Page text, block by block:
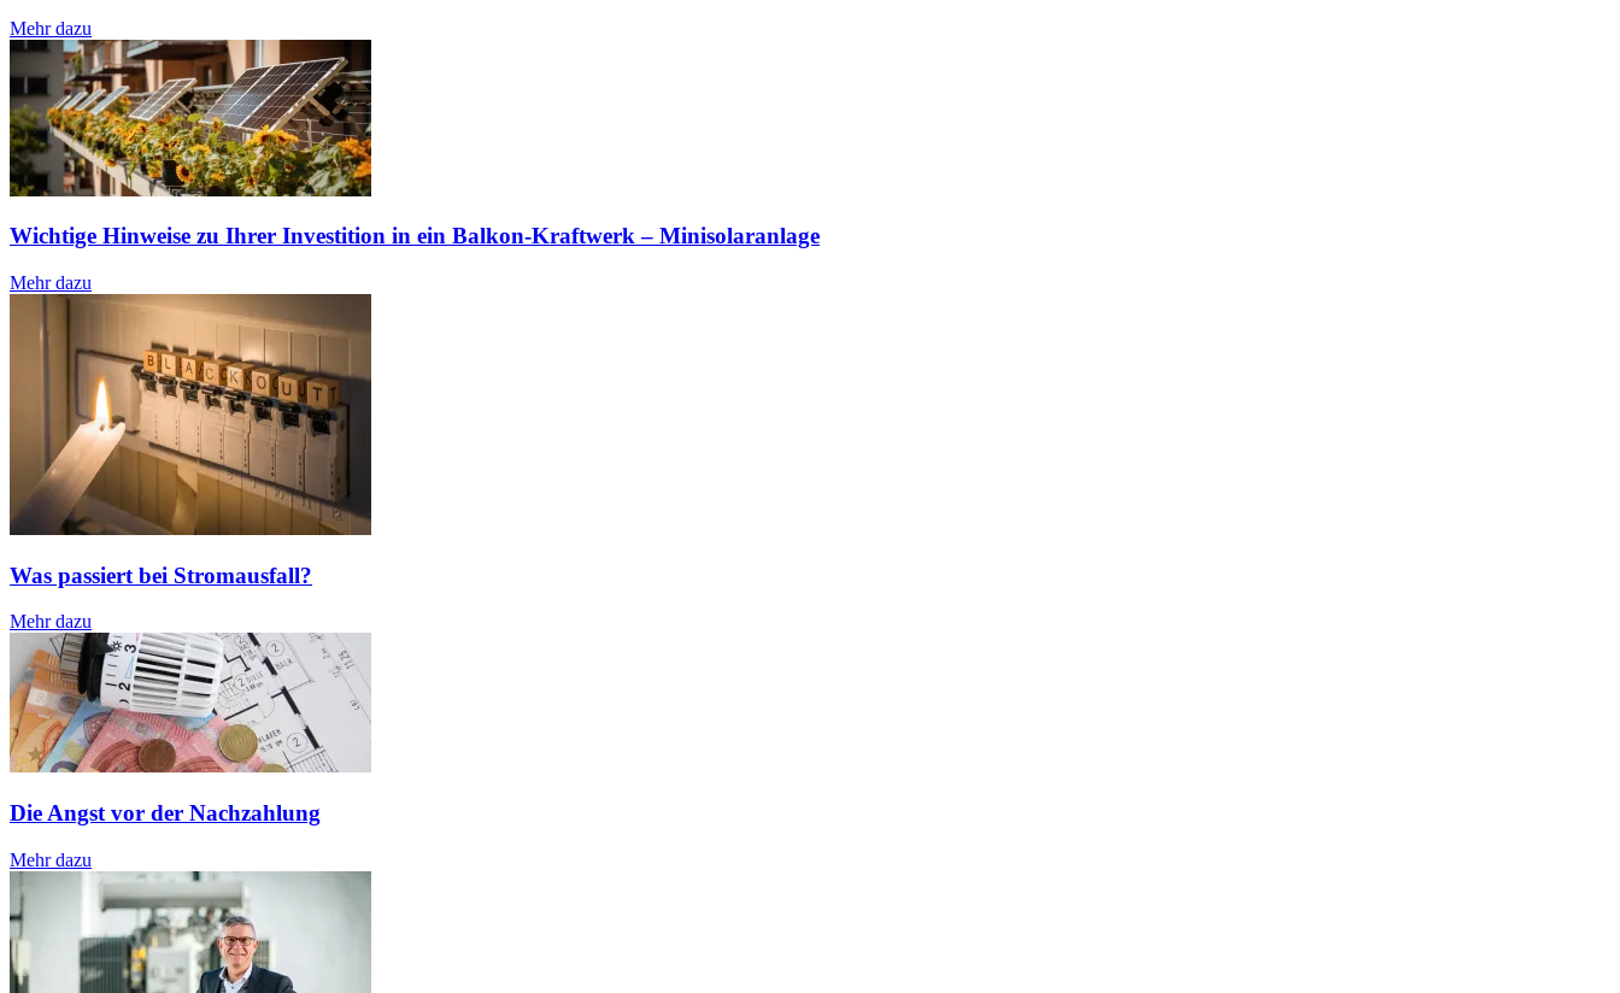
Mehr dazu
Wichtige Hinweise zu Ihrer Investition in ein Balkon-Kraftwerk – Minisolaranlage
Mehr dazu
Was passiert bei Stromausfall?
Mehr dazu
Die Angst vor der Nachzahlung
Mehr dazu